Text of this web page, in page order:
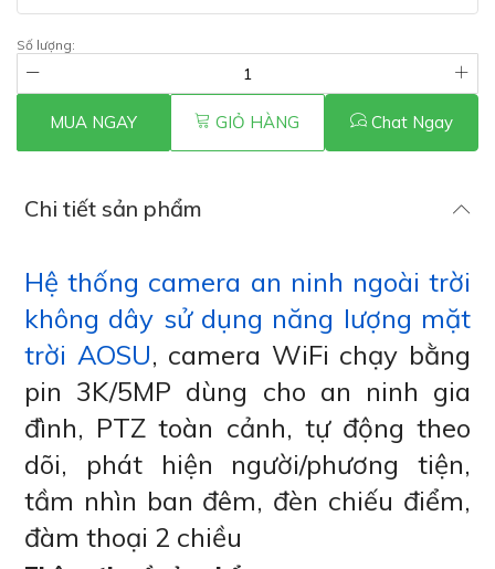
Số lượng:
MUA NGAY GIỎ HÀNG Chat Ngay
Chi tiết sản phẩm
Hệ thống camera an ninh ngoài trời
không dây sử dụng năng lượng mặt
trời AOSU, camera WiFi chạy bằng
pin 3K/5MP dùng cho an ninh gia
đình, PTZ toàn cảnh, tự động theo
dõi, phát hiện người/phương tiện,
tầm nhìn ban đêm, đèn chiếu điểm,
đàm thoại 2 chiều